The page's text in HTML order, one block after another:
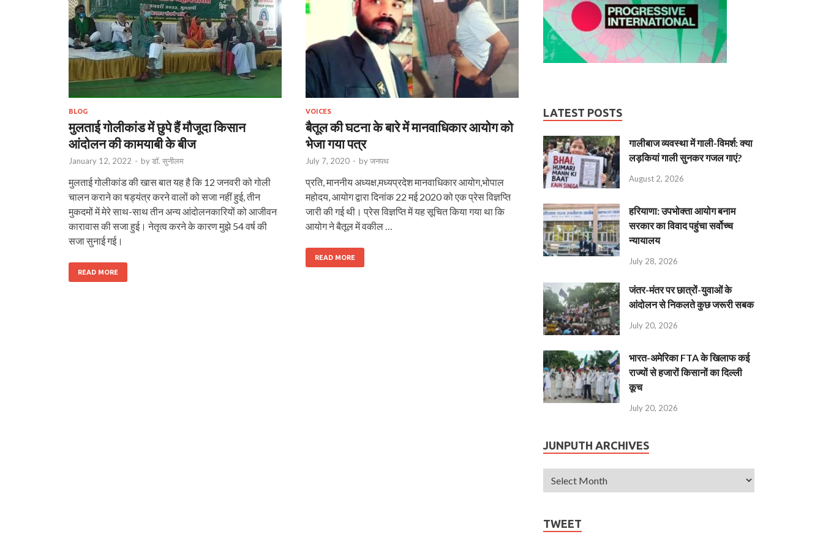
BLOG
मुलताई गोलीकांड में छुपे हैं मौजूदा किसान
आंदोलन की कामयाबी के बीज
January 12, 2022 - byडॉ. सुनीलम
मुलताई गोलीकांड की खास बात यह है कि 12 जनवरी को गोली
चालन कराने का षड्यंत्र करने वालों को सजा नहीं हुई, तीन
मुकदमों में मेरे साथ-साथ तीन अन्य आंदोलनकारियों को आजीवन
कारावास की सजा हुई। नेतृत्व करने के कारण मुझे 54 वर्ष की
सजा सुनाई गई।
READ MORE
VOICES
बैतूल की घटना के बारे में मानवाधिकार आयोग को
भेजा गया पत्र
July 7, 2020 - byजनपथ
प्रति, माननीय अध्यक्ष,मध्यप्रदेश मानवाधिकार आयोग,भोपाल
महोदय, आयोग द्वारा दिनांक 22 मई 2020 को एक प्रेस विज्ञप्ति
जारी की गई थी। प्रेस विज्ञप्ति में यह सूचित किया गया था कि
आयोग ने बैतूल में वकील …
READ MORE
LATEST POSTS
गालीबाज व्‍यवस्‍था में गाली-विमर्श: क्या
लड़कियां गाली सुनकर गजल गाएं?
August 2, 2026
हरियाणा: उपभोक्ता आयोग बनाम
सरकार का विवाद पहुंचा सर्वोच्च
न्यायालय
July 28, 2026
जंतर-मंतर पर छात्रों-युवाओं के
आंदोलन से निकलते कुछ जरूरी सबक
July 20, 2026
भारत-अमेरिका FTA के खिलाफ कई
राज्यों से हजारों किसानों का दिल्ली
कूच
July 20, 2026
JUNPUTH ARCHIVES
TWEET